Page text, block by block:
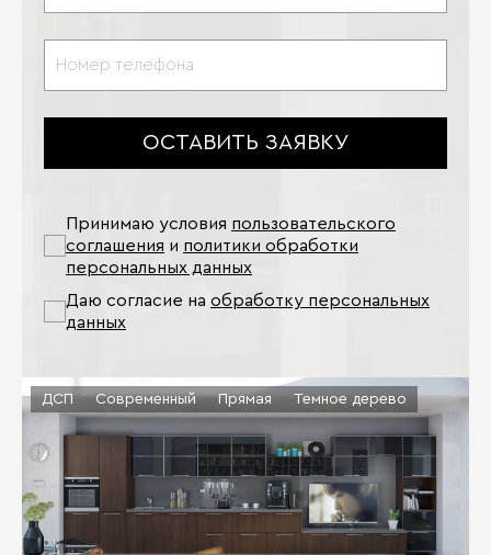
ОСТАВИТЬ ЗАЯВКУ
Принимаю условия пользовательского
соглашения и политики обработки
персональных данных
Даю согласие на обработку персональных
данных
ДСП Современный Прямая Темное дерево